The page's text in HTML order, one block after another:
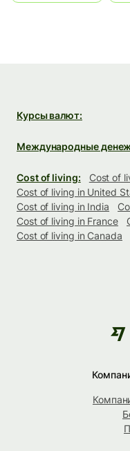
Курсы валют:
Международные
Cost of living:
Cost of
Cost of living in United
Cost of living in India
Cost of living in France
Cost of living in Canada